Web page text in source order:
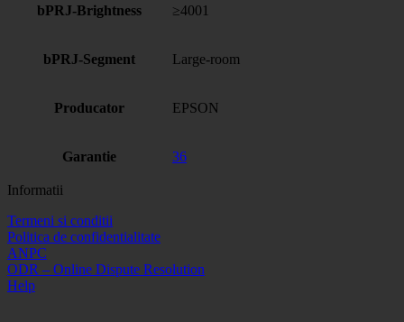
bPRJ-Brightness ≥4001
bPRJ-Segment Large-room
Producator EPSON
Garantie 36
Informatii
Termeni si conditii
Politica de confidentialitate
ANPC
ODR – Online Dispute Resolution
Help